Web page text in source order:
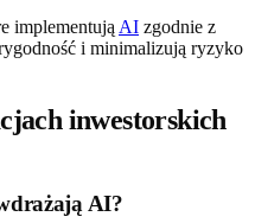
implementują AI zgodnie z
i minimalizują ryzyko
inwestorskich
AI?